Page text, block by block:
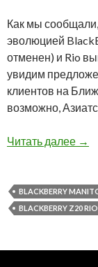
Как мы
эволюцией
отменен) и Rio
увидим
клиентов на
возможно,
Читать далее →
BLACKBERRY
BLACKBERRY Z20 RIO